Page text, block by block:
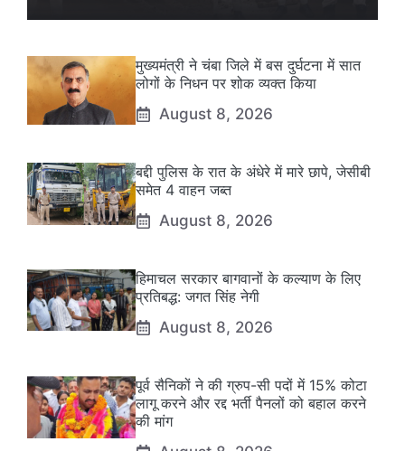
मुख्यमंत्री ने चंबा जिले में बस दुर्घटना में सात
लोगों के निधन पर शोक व्यक्त किया
August 8, 2026
बद्दी पुलिस के रात के अंधेरे में मारे छापे, जेसीबी
समेत 4 वाहन जब्त
August 8, 2026
हिमाचल सरकार बागवानों के कल्याण के लिए
प्रतिबद्ध: जगत सिंह नेगी
August 8, 2026
पूर्व सैनिकों ने की ग्रुप-सी पदों में 15% कोटा
लागू करने और रद्द भर्ती पैनलों को बहाल करने
की मांग